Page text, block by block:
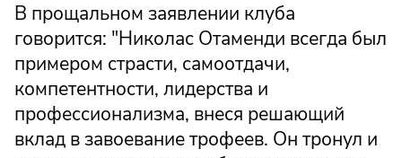
В прощальном заявлении клуба
говорится: "Николас Отаменди всегда был
примером страсти, самоотдачи,
компетентности, лидерства и
профессионализма, внеся решающий
вклад в завоевание трофеев. Он тронул и